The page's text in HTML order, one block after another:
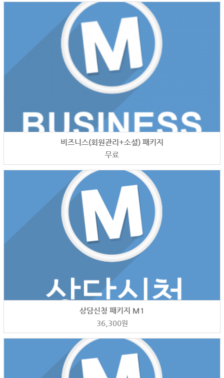
비즈니스(회원관리+소셜) 패키지
무료
상담신청 패키지 M1
36,300원